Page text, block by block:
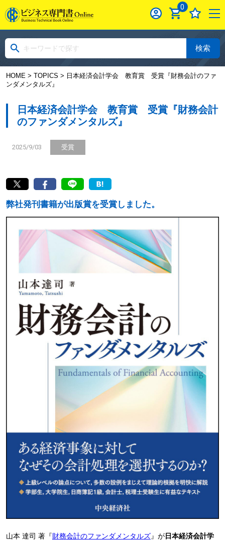
0
検索
HOME> TOPICS > 日本経済会計学会 教育賞 受賞『財務会計のファ
ンダメンタルズ』
日本経済会計学会 教育賞 受賞『財務会計
のファンダメンタルズ』
2025/9/03 受賞
弊社発刊書籍が出版賞を受賞しました。
山本 達司 著『財務会計のファンダメンタルズ』が日本経済会計学